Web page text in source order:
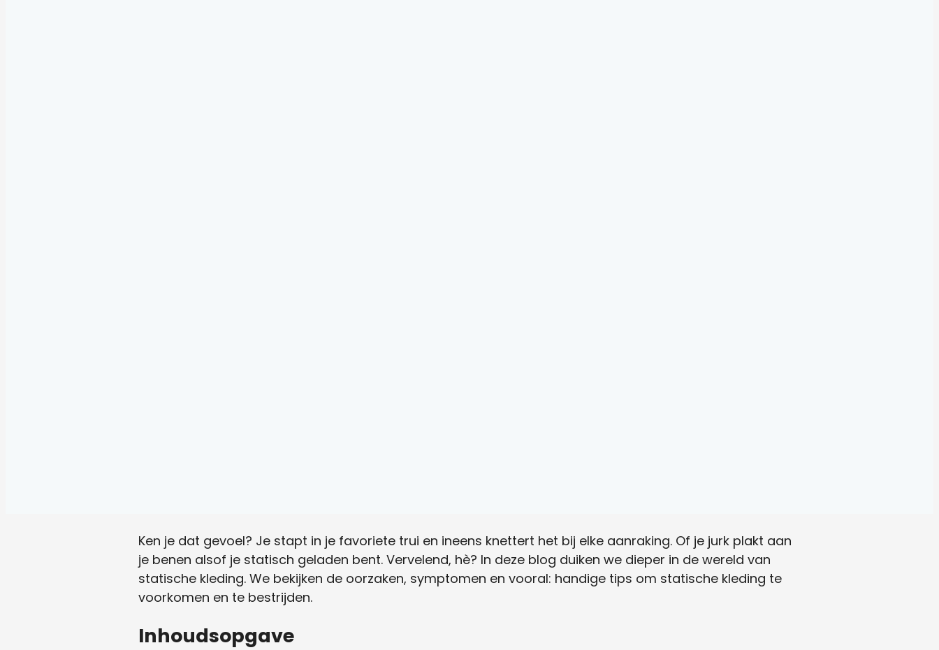
Ken je dat gevoel? Je stapt in je favoriete trui en ineens knettert het bij elke aanraking. Of je jurk plakt aan
je benen alsof je statisch geladen bent. Vervelend, hè? In deze blog duiken we dieper in de wereld van
statische kleding. We bekijken de oorzaken, symptomen en vooral: handige tips om statische kleding te
voorkomen en te bestrijden.
Inhoudsopgave